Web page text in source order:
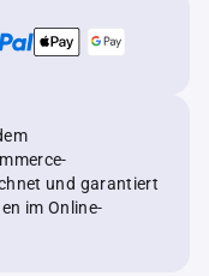
und garantiert
im Online-